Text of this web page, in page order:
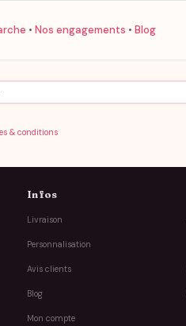
• Nos engagements • Blog
& conditions
Infos
Livraison
Personnalisation
Avis clients
Blog
Mon compte